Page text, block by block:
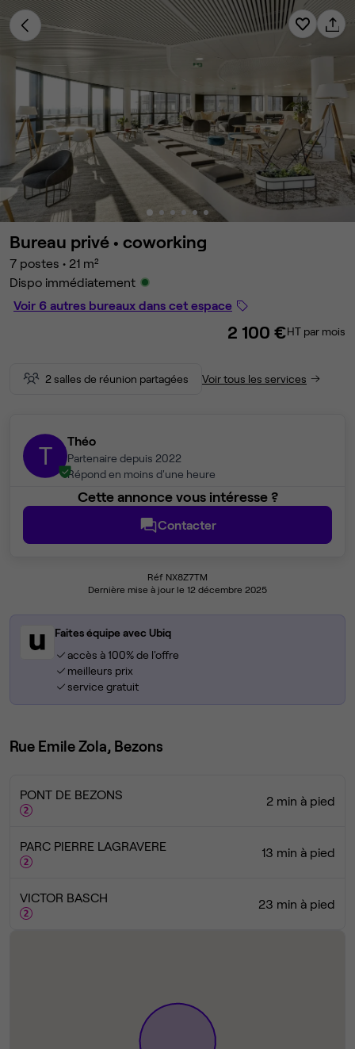
Bureau privé • coworking
7 postes • 21 m²
Dispo immédiatement
Voir 6 autres bureaux dans cet espace
2 100 €HT par mois
2 salles de réunion partagées Voir tous les services
T Théo
Partenaire depuis 2022
Répond en moins d'une heure
Cette annonce vous intéresse ?
Contacter
Réf NX8Z7TM
Dernière mise à jour le 12 décembre 2025
Faites équipe avec Ubiq
accès à 100% de l'offre
meilleurs prix
service gratuit
Rue Emile Zola, Bezons
PONT DE BEZONS 2 min à pied
PARC PIERRE LAGRAVERE 13 min à pied
VICTOR BASCH 23 min à pied